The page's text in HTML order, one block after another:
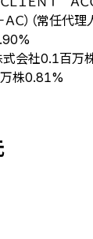
ＡＣ）（常任
式会社0.1百万
株0.81%